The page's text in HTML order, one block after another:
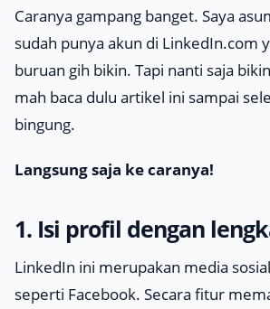
Caranya gampang banget. Saya
sudah punya akun di LinkedIn.com
buruan gih bikin. Tapi nanti saja
mah baca dulu artikel ini sampai
bingung.
Langsung saja ke caranya!
1. Isi profil dengan
LinkedIn ini merupakan media
seperti Facebook. Secara fitur